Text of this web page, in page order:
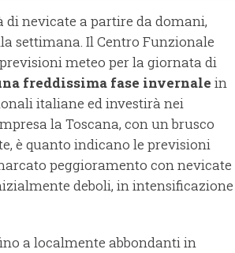
nevicate a partire da domani,
settimana. Il Centro Funzionale
meteo per la giornata di
freddissima fase invernale in
italiane ed investirà nei
la Toscana, con un brusco
è quanto indicano le previsioni
peggioramento con nevicate
deboli, in intensificazione
a localmente abbondanti in